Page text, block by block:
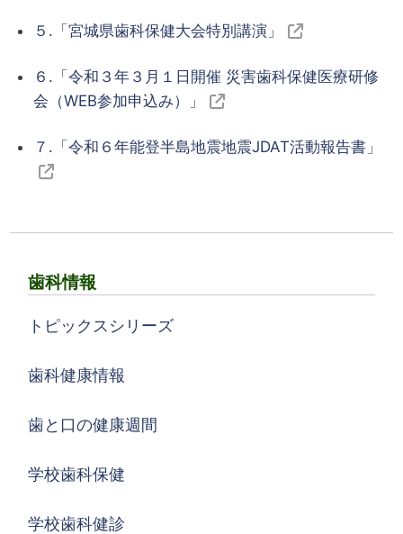
歯科情報
トピックスシリーズ
歯科健康情報
歯と口の健康週間
学校歯科保健
学校歯科健診
５.「宮城県歯科保健大会特別講演」
６.「令和３年３月１日開催 災害歯科保健医療研修
会（WEB参加申込み）」
７.「令和６年能登半島地震地震JDAT活動報告書」